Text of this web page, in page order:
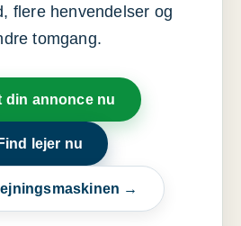
flere henvendelser og
tomgang.
din annonce nu
Find lejer nu
→